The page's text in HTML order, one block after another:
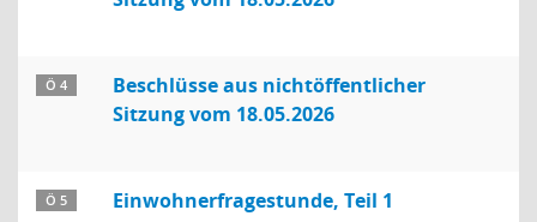
Ö 4
Beschlüsse aus nichtöffentlicher
Sitzung vom 18.05.2026
Ö 5 Einwohnerfragestunde, Teil 1